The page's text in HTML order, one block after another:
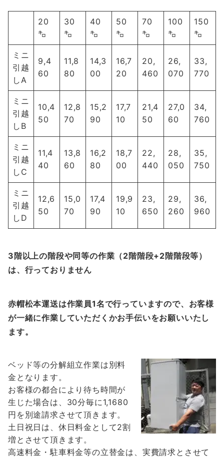
20
㌔
30
㌔
40
㌔
50
㌔
70
㌔
100
㌔
150
㌔
ミニ
引越
しA
9,4
60
11,8
80
14,3
00
16,7
20
20,
460
26,
070
33,
770
ミニ
引越
しB
10,4
50
12,8
70
15,2
90
17,7
10
21,4
50
27,0
60
34,
760
ミニ
引越
しC
11,4
40
13,8
60
16,2
80
18,7
00
22,
440
28,
050
35,
750
ミニ
引越
しD
12,6
50
15,0
70
17,4
90
19,9
10
23,
650
29,
260
36,
960
3階以上の階段や同等の作業（2階階段+2階階段等）
は、行っておりません
赤帽松本運送は作業員1名で行っていますので、お客様
が一緒に作業していただくかお手伝いをお願いいたし
ます。
ベッド等の分解組立作業は別料
金となります。
お客様の都合により待ち時間が
生じた場合は、30分毎に1,1680
円を別途請求させて頂きます。
土日祝日は、休日料金として2割
増とさせて頂きます。
高速料金・駐車料金等の立替金は、実費請求とさせて